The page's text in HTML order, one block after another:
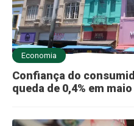
Economia
Confiança do
queda de 0,4% em maio